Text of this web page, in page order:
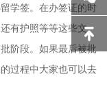
学签。在办签证的时
有护照等等这些文
阶段。如果最后被批
过程中大家也可以去